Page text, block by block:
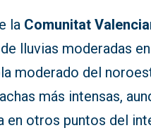
la Comunitat
lluvias moderadas
moderado del
más intensas,
en otros puntos del